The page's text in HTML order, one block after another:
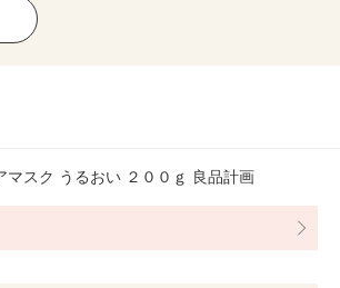
マスク うるおい ２００ｇ 良品計画